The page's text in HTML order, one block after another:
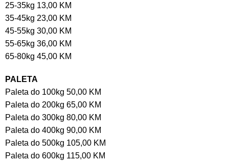
25-35kg 13,00 KM
35-45kg 23,00 KM
45-55kg 30,00 KM
55-65kg 36,00 KM
65-80kg 45,00 KM
PALETA
Paleta do 100kg 50,00 KM
Paleta do 200kg 65,00 KM
Paleta do 300kg 80,00 KM
Paleta do 400kg 90,00 KM
Paleta do 500kg 105,00 KM
Paleta do 600kg 115,00 KM